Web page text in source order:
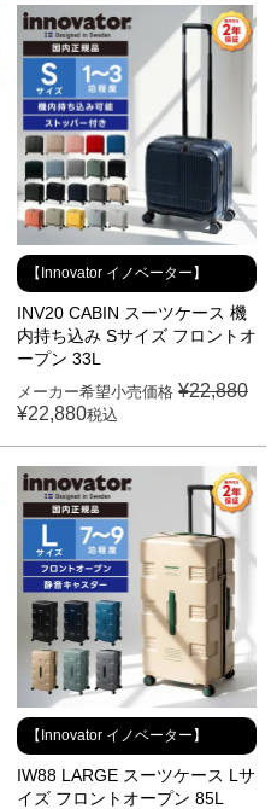
【Innovator イノベーター】
INV20 CABIN スーツケース 機
内持ち込み Sサイズ フロントオ
ープン 33L
メーカー希望小売価格 ¥22,880
¥22,880税込
【Innovator イノベーター】
IW88 LARGE スーツケース Lサ
イズ フロントオープン 85L